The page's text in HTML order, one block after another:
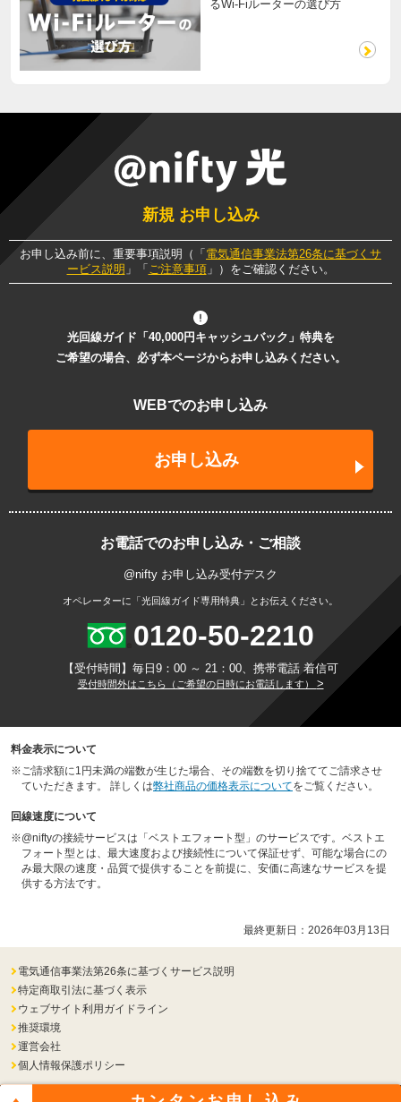
るWi-Fiルーターの選び方
新規 お申し込み
お申し込み前に、重要事項説明（「電気通信事業法第26条に基づくサ
ービス説明 」「 ご注意事項」）をご確認ください。
光回線ガイド「40,000円キャッシュバック」特典を
ご希望の場合、必ず本ページからお申し込みください。
WEBでのお申し込み
お申し込み
お電話でのお申し込み・ご相談
@nifty お申し込み受付デスク
オペレーターに「光回線ガイド専用特典」とお伝えください。
0120-50-2210
【受付時間】毎日9：00 ～ 21：00、携帯電話 着信可
受付時間外はこちら（ご希望の日時にお電話します） >
料金表示について
※ご請求額に1円未満の端数が生じた場合、その端数を切り捨ててご請求させ
ていただきます。 詳しくは弊社商品の価格表示についてをご覧ください。
回線速度について
※@niftyの接続サービスは「ベストエフォート型」のサービスです。ベストエ
フォート型とは、最大速度および接続性について保証せず、可能な場合にの
み最大限の速度・品質で提供することを前提に、安価に高速なサービスを提
供する方法です。
最終更新日： 2026年03月13日
電気通信事業法第26条に基づくサービス説明
特定商取引法に基づく表示
ウェブサイト利用ガイドライン
推奨環境
運営会社
個人情報保護ポリシー